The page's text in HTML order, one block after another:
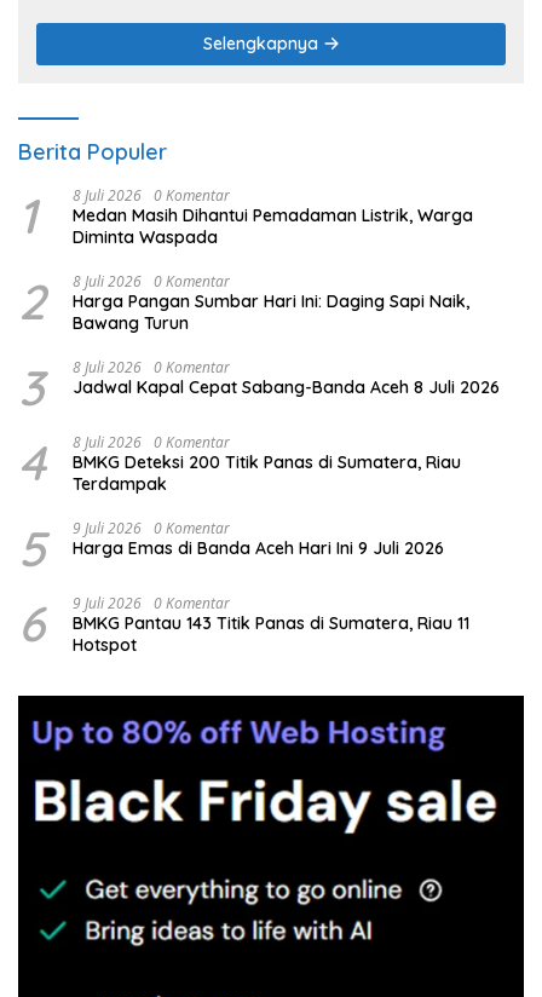
Selengkapnya
Berita Populer
1 8 Juli 2026 0 Komentar
Medan Masih Dihantui Pemadaman Listrik, Warga
Diminta Waspada
2 8 Juli 2026 0 Komentar
Harga Pangan Sumbar Hari Ini: Daging Sapi Naik,
Bawang Turun
3 8 Juli 2026 0 Komentar
Jadwal Kapal Cepat Sabang-Banda Aceh 8 Juli 2026
4 8 Juli 2026 0 Komentar
BMKG Deteksi 200 Titik Panas di Sumatera, Riau
Terdampak
5 9 Juli 2026 0 Komentar
Harga Emas di Banda Aceh Hari Ini 9 Juli 2026
6 9 Juli 2026 0 Komentar
BMKG Pantau 143 Titik Panas di Sumatera, Riau 11
Hotspot